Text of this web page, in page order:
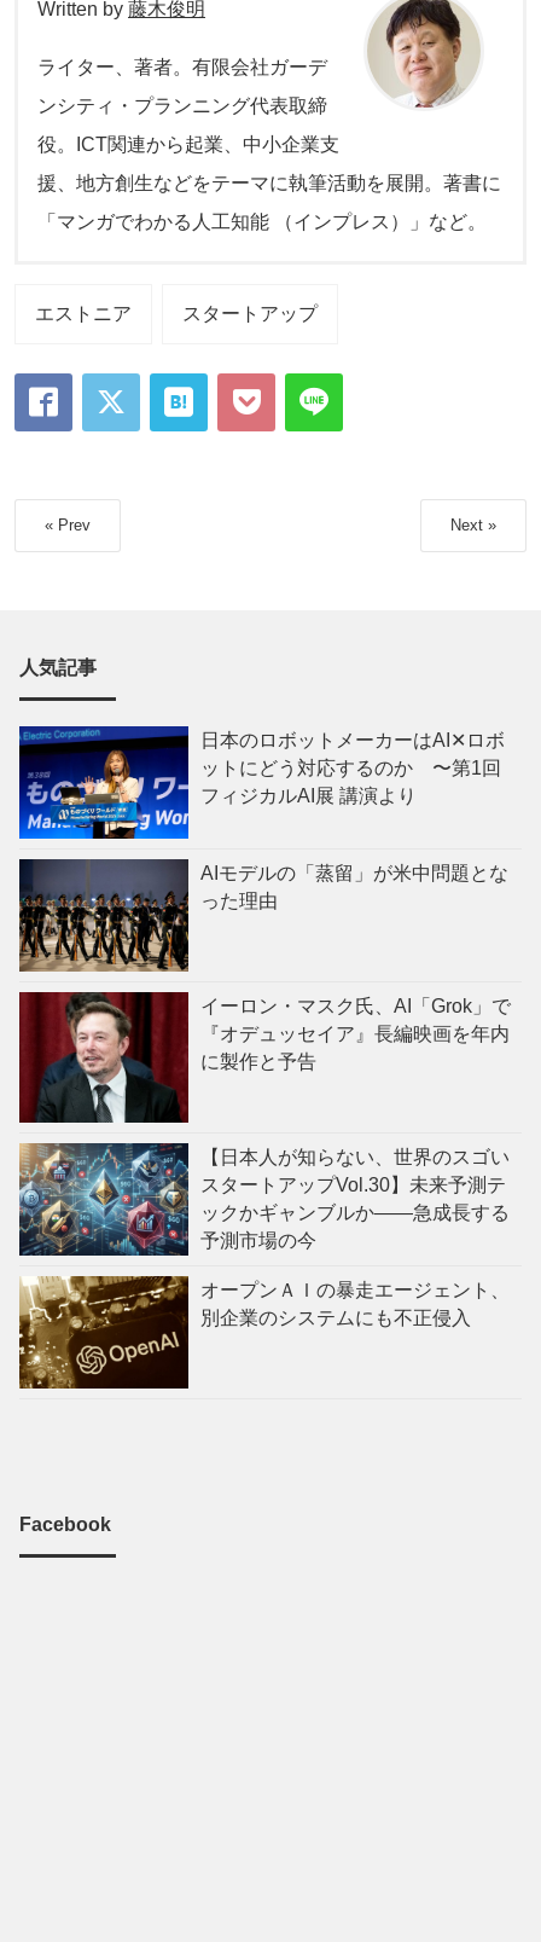
Written by 藤木俊明
ライター、著者。有限会社ガーデ
ンシティ・プランニング代表取締
役。ICT関連から起業、中小企業支
援、地方創生などをテーマに執筆活動を展開。著書に
「マンガでわかる人工知能 （インプレス）」など。
エストニア スタートアップ
« Prev Next »
人気記事
日本のロボットメーカーはAI✕ロボ
ットにどう対応するのか 〜第1回
フィジカルAI展 講演より
AIモデルの「蒸留」が米中問題とな
った理由
イーロン・マスク氏、AI「Grok」で
『オデュッセイア』長編映画を年内
に製作と予告
【日本人が知らない、世界のスゴい
スタートアップVol.30】未来予測テ
ックかギャンブルか——急成長する
予測市場の今
オープンＡＩの暴走エージェント、
別企業のシステムにも不正侵入
Facebook